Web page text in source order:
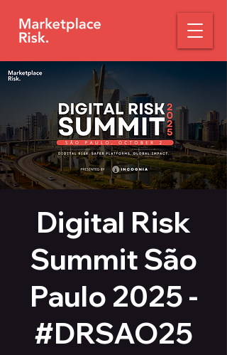
Digital Risk
Summit São
Paulo 2025 -
#DRSAO25